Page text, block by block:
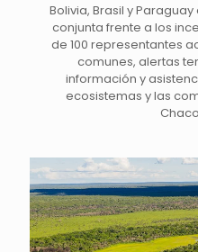
Bolivia, Brasil y
conjunta frente a los
de 100 representantes
comunes, alertas
información y
ecosistemas y las